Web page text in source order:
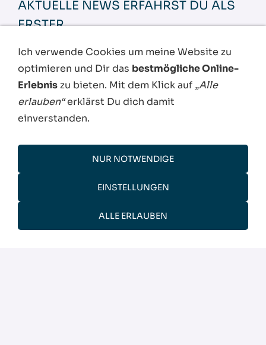
AKTUELLE NEWS ERFÄHRST DU ALS
ERSTER.
Der Verarbeitung meiner persönlichen
Daten gemäß der
durch den Link „Abmelden“ an dessen Ende
abbestellt werden.
Aktuelles, Angebote, Standorte und vieles
mehr.
Ich verwende Cookies um meine Website zu
optimieren und Dir das bestmögliche Online-
Erlebnis zu bieten. Mit dem Klick auf „Alle
erlauben“erklärst Du dich damit
einverstanden.
NUR NOTWENDIGE
EINSTELLUNGEN
ALLE ERLAUBEN